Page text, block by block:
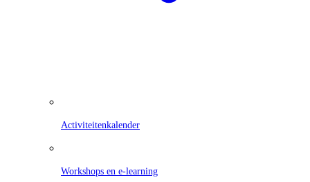
Activiteitenkalender
Workshops en e-learning